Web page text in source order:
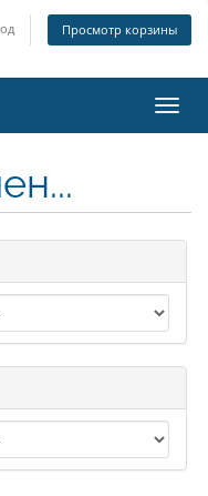
Просмотр корзины